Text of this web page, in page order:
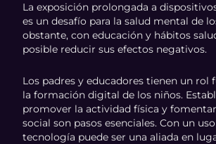
La exposición prolongada a
es un desafío para la salud mental de
obstante, con educación y hábitos
posible reducir sus efectos negativos.
Los padres y educadores tienen un rol
la formación digital de los niños.
promover la actividad física y
social son pasos esenciales. Con un
tecnología puede ser una aliada en